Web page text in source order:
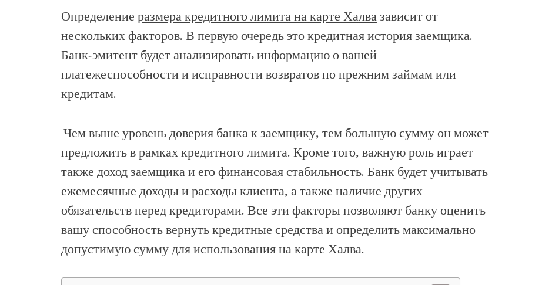
Определение размера кредитного лимита на карте Халва зависит от
нескольких факторов. В первую очередь это кредитная история заемщика.
Банк-эмитент будет анализировать информацию о вашей
платежеспособности и исправности возвратов по прежним займам или
кредитам.
Чем выше уровень доверия банка к заемщику, тем большую сумму он может
предложить в рамках кредитного лимита. Кроме того, важную роль играет
также доход заемщика и его финансовая стабильность. Банк будет учитывать
ежемесячные доходы и расходы клиента, а также наличие других
обязательств перед кредиторами. Все эти факторы позволяют банку оценить
вашу способность вернуть кредитные средства и определить максимально
допустимую сумму для использования на карте Халва.